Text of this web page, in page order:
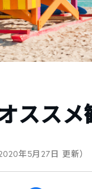
スス
年5月27日 更新）